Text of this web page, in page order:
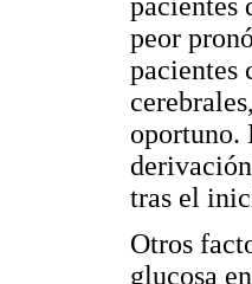
peor
pacientes
oportuno.
tras el
Otros
glucosa